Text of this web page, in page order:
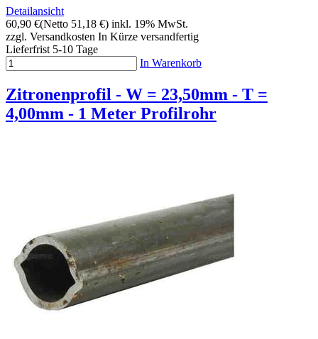
Detailansicht
60,90 €(Netto 51,18 €) inkl. 19% MwSt.
zzgl. Versandkosten In Kürze versandfertig
Lieferfrist 5-10 Tage
In Warenkorb
Zitronenprofil - W = 23,50mm - T =
4,00mm - 1 Meter Profilrohr